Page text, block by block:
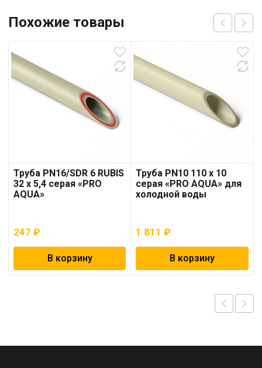
Похожие товары
Труба PN16/SDR 6 RUBIS
32 x 5,4 серая «PRO
AQUA»
247 ₽
В корзину
Труба PN10 110 x 10
серая «PRO AQUA» для
холодной воды
1 811₽
В корзину